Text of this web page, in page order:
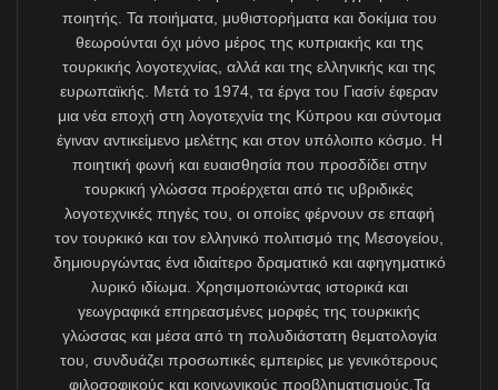
Kıbrıslıtürk toplumunda onca farklı kesimin Türkçe
nedeniyle karşılaştığı sorunları dinlemeden, onları
temsil eden kurum ve kuruluşlardan çözüm önerisi
içeren raporlar talep etmeden AB organlarında siyasi
konum sahibi kimi Kıbrıslı bireylerin Türkçenin AB dili
olması için yaptığı açıklamaların inandırıcılığı olabilir
mi? Sonuç üretmekten çok ortadaki sorunun kişisel
siyasi kariyer çalışması amacıyla kullanıldığı kuşkusu
yaratan kulağa hoş içi boş sözlere güvenilebilir mi?
Belirtmeye gerek yok ki, 1980’lerden beri Türkçe yazan
tam-günlü profesyonel bir Kıbrıs vatandaşı şair ve
yazar olduğumdan Kıbrıs Cumhuriyeti ile Avrupa
Birliği’nde Türkçeye yer açılması beni yakından